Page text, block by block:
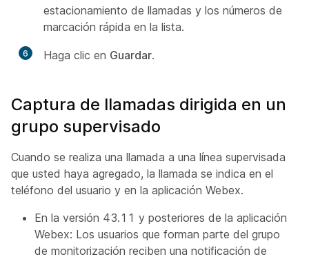
estacionamiento de llamadas y los números de
marcación rápida en la lista.
6 Haga clic en Guardar.
Captura de llamadas dirigida en un
grupo supervisado
Cuando se realiza una llamada a una línea supervisada
que usted haya agregado, la llamada se indica en el
teléfono del usuario y en la aplicación Webex.
En la versión 43.11 y posteriores de la aplicación
Webex: Los usuarios que forman parte del grupo
de monitorización reciben una notificación de